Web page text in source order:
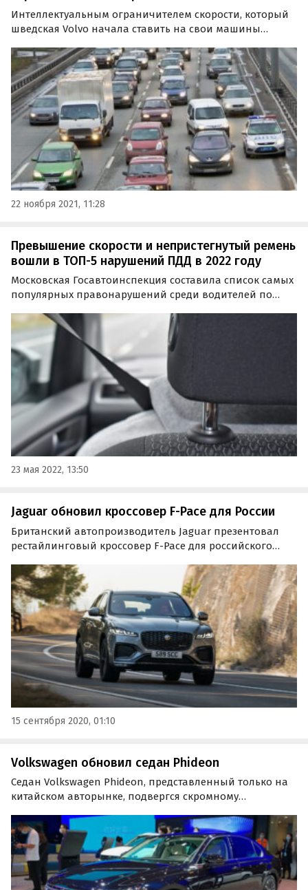
Интеллектуальным ограничителем скорости, который
шведская Volvo начала ставить на свои машины
автомобили без исключения. Об этом заявил URA.ru
бизнесмен и активист Дмитрий Давыдов.
22 ноября 2021, 11:28
Превышение скорости и непристегнутый ремень
вошли в ТОП-5 нарушений ПДД в 2022 году
Московская Госавтоинспекция составила список самых
популярных правонарушений среди водителей по
автомобилем в нетрезвом состоянии — не самый
частый вид нарушения, пишет портал 110km.ru.
23 мая 2022, 13:50
Jaguar обновил кроссовер F-Pace для России
Британский автопроизводитель Jaguar презентовал
рестайлинговый кроссовер F-Pace для российского
интерьер, иную моторную гамму и технологию
обновлений over-the-air (возможность обновления ПО
по…
15 сентября 2020, 01:10
Volkswagen обновил седан Phideon
Седан Volkswagen Phideon, представленный только на
китайском авторынке, подвергся скромному
обновления вряд ли помогут этой модели повысить
свою популярность.